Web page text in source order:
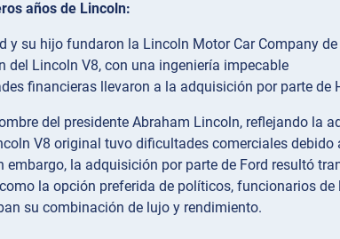
años de Lincoln:
y su hijo fundaron la Lincoln Motor Car Company
del Lincoln V8, con una ingeniería impecable
financieras llevaron a la adquisición por parte de
del presidente Abraham Lincoln, reflejando la
V8 original tuvo dificultades comerciales
embargo, la adquisición por parte de Ford resultó
la opción preferida de políticos, funcionarios
su combinación de lujo y rendimiento.